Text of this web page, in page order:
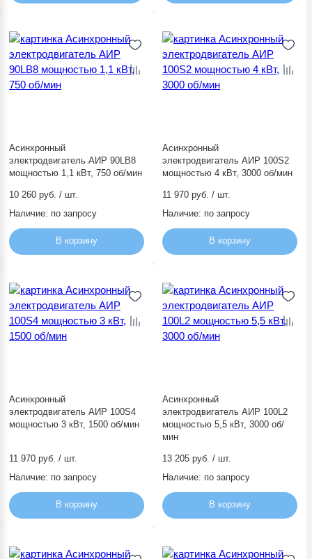
Асинхронный
электродвигатель АИР 90LВ8
мощностью 1,1 кВт, 750 об/мин
10 260 руб. / шт.
Наличие: по запросу
В корзину
Асинхронный
электродвигатель АИР 100S2
мощностью 4 кВт, 3000 об/мин
11 970 руб. / шт.
Наличие: по запросу
В корзину
Асинхронный
электродвигатель АИР 100S4
мощностью 3 кВт, 1500 об/мин
11 970 руб. / шт.
Наличие: по запросу
В корзину
Асинхронный
электродвигатель АИР 100L2
мощностью 5,5 кВт, 3000 об/
мин
13 205 руб. / шт.
Наличие: по запросу
В корзину